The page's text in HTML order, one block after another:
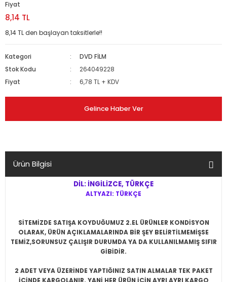
Fiyat
8,14 TL
8,14 TL den başlayan taksitlerle!!
Kategori
DVD FİLM
Stok Kodu
264049228
Fiyat
6,78 TL + KDV
Gelince Haber Ver
Ürün Bilgisi
DİL: İNGİLİZCE, TÜRKÇE
ALTYAZI: TÜRKÇE
SİTEMİZDE SATIŞA KOYDUĞUMUZ 2.EL ÜRÜNLER KONDİSYON
OLARAK, ÜRÜN AÇIKLAMALARINDA BİR ŞEY BELİRTİLMEMİŞSE
TEMİZ,SORUNSUZ ÇALIŞIR DURUMDA YA DA KULLANILMAMIŞ SIFIR
GİBİDİR.
2 ADET VEYA ÜZERİNDE YAPTIĞINIZ SATIN ALMALAR TEK PAKET